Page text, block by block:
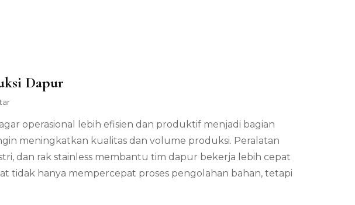
Dapur
pada
Alat
MBG
Produksi
Dapur
operasional lebih efisien dan produktif menjadi bagian
meningkatkan kualitas dan volume produksi. Peralatan
dan rak stainless membantu tim dapur bekerja lebih cepat
tidak hanya mempercepat proses pengolahan bahan, tetapi